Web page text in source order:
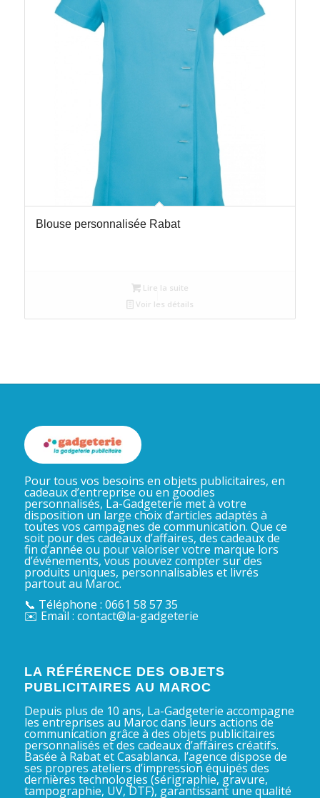
Blouse personnalisée Rabat
Lire la suite
Voir les détails
Pour tous vos besoins en objets publicitaires, en
cadeaux d’entreprise ou en goodies
personnalisés, La-Gadgeterie met à votre
disposition un large choix d’articles adaptés à
toutes vos campagnes de communication. Que ce
soit pour des cadeaux d’affaires, des cadeaux de
fin d’année ou pour valoriser votre marque lors
d’événements, vous pouvez compter sur des
produits uniques, personnalisables et livrés
partout au Maroc.
📞 Téléphone : 0661 58 57 35
✉️ Email : contact@la-gadgeterie
LA RÉFÉRENCE DES OBJETS
PUBLICITAIRES AU MAROC
Depuis plus de 10 ans, La-Gadgeterie accompagne
les entreprises au Maroc dans leurs actions de
communication grâce à des objets publicitaires
personnalisés et des cadeaux d’affaires créatifs.
Basée à Rabat et Casablanca, l’agence dispose de
ses propres ateliers d’impression équipés des
dernières technologies (sérigraphie, gravure,
tampographie, UV, DTF), garantissant une qualité